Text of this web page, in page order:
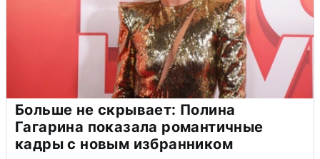
Больше не скрывает: Полина
Гагарина показала романтичные
кадры с новым избранником